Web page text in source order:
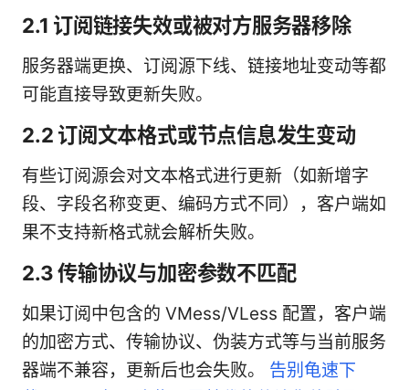
2.1 订阅链接失效或被对方服务器移除
服务器端更换、订阅源下线、链接地址变动等都
可能直接导致更新失败。
2.2 订阅文本格式或节点信息发生变动
有些订阅源会对文本格式进行更新（如新增字
段、字段名称变更、编码方式不同），客户端如
果不支持新格式就会解析失败。
2.3 传输协议与加密参数不匹配
如果订阅中包含的 VMess/VLess 配置，客户端
的加密方式、传输协议、伪装方式等与当前服务
器端不兼容，更新后也会失败。 告别龟速下